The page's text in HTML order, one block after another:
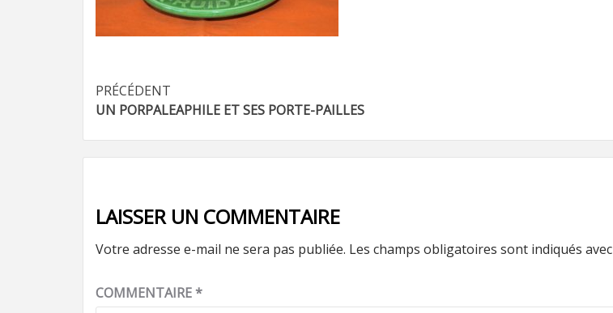
Navigation
d’article
PRÉCÉDENT
UN PORPALEAPHILE ET SES PORTE-PAILLES
LAISSER UN COMMENTAIRE
Votre adresse e-mail ne sera pas publiée. Les champs obligatoires sont indiqués avec
COMMENTAIRE*